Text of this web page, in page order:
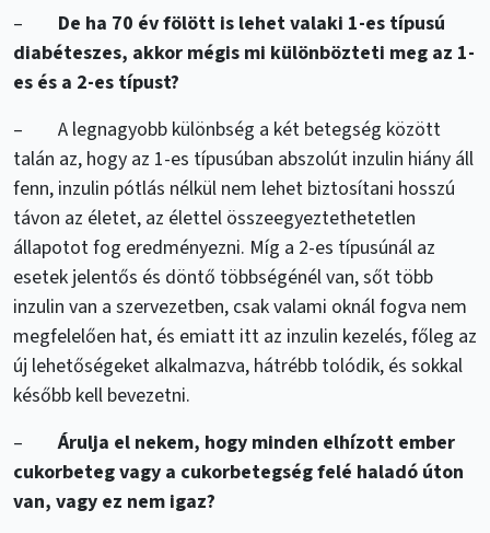
– De ha 70 év fölött is lehet valaki 1-es típusú
diabéteszes, akkor mégis mi különbözteti meg az 1-
es és a 2-es típust?
– A legnagyobb különbség a két betegség között
talán az, hogy az 1-es típusúban abszolút inzulin hiány áll
fenn, inzulin pótlás nélkül nem lehet biztosítani hosszú
távon az életet, az élettel összeegyeztethetetlen
állapotot fog eredményezni. Míg a 2-es típusúnál az
esetek jelentős és döntő többségénél van, sőt több
inzulin van a szervezetben, csak valami oknál fogva nem
megfelelően hat, és emiatt itt az inzulin kezelés, főleg az
új lehetőségeket alkalmazva, hátrébb tolódik, és sokkal
később kell bevezetni.
–Árulja el nekem, hogy minden elhízott ember
cukorbeteg vagy a cukorbetegség felé haladó úton
van, vagy ez nem igaz?